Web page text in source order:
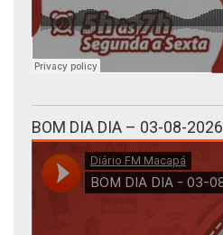
BOM DIA DIA – 03-08-2026